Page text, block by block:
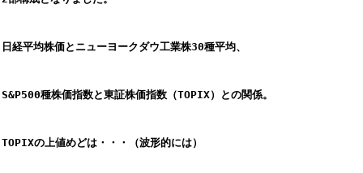
日経平均株価とニューヨークダウ工業株30種平均、
S&P500種株価指数と東証株価指数（TOPIX）との関係。
TOPIXの上値めどは・・・（波形的には）